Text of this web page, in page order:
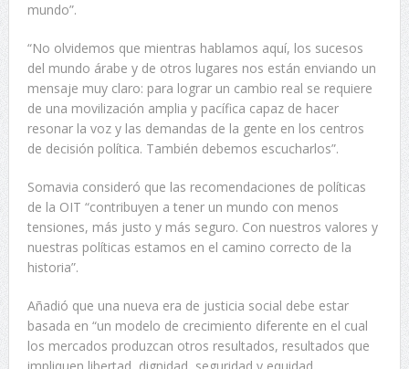
mundo”.
“No olvidemos que mientras hablamos aquí, los sucesos
del mundo árabe y de otros lugares nos están enviando un
mensaje muy claro: para lograr un cambio real se requiere
de una movilización amplia y pacífica capaz de hacer
resonar la voz y las demandas de la gente en los centros
de decisión política. También debemos escucharlos”.
Somavia consideró que las recomendaciones de políticas
de la OIT “contribuyen a tener un mundo con menos
tensiones, más justo y más seguro. Con nuestros valores y
nuestras políticas estamos en el camino correcto de la
historia”.
Añadió que una nueva era de justicia social debe estar
basada en “un modelo de crecimiento diferente en el cual
los mercados produzcan otros resultados, resultados que